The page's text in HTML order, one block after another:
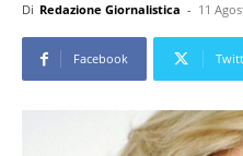
Di Redazione Giornalistica - 11
Facebook